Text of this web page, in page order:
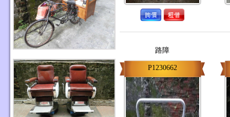
路障
P1230662